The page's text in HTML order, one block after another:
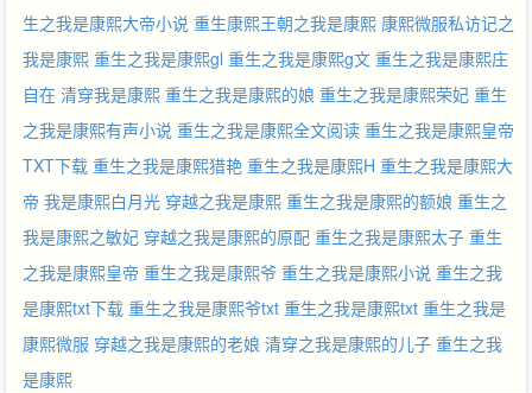
生之我是康熙大帝小说 重生康熙王朝之我是康熙 康熙微服私访记之
我是康熙 重生之我是康熙gl 重生之我是康熙g文 重生之我是康熙庄
自在 清穿我是康熙 重生之我是康熙的娘 重生之我是康熙荣妃 重生
之我是康熙有声小说 重生之我是康熙全文阅读 重生之我是康熙皇帝
TXT下载 重生之我是康熙猎艳 重生之我是康熙H 重生之我是康熙大
帝 我是康熙白月光 穿越之我是康熙 重生之我是康熙的额娘 重生之
我是康熙之敏妃 穿越之我是康熙的原配 重生之我是康熙太子 重生
之我是康熙皇帝 重生之我是康熙爷 重生之我是康熙小说 重生之我
是康熙txt下载 重生之我是康熙爷txt 重生之我是康熙txt 重生之我是
康熙微服 穿越之我是康熙的老娘 清穿之我是康熙的儿子 重生之我
是康熙